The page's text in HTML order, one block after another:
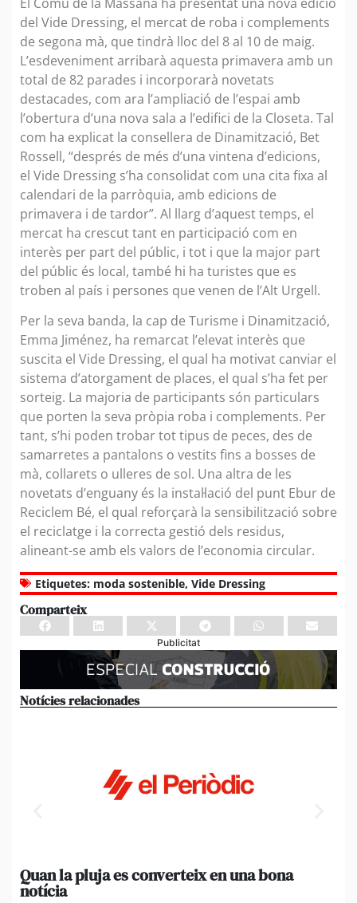
del Vide Dressing, el mercat de roba i complements
de segona mà, que tindrà lloc del 8 al 10 de maig.
L’esdeveniment arribarà aquesta primavera amb un
total de 82 parades i incorporarà novetats
destacades, com ara l’ampliació de l’espai amb
l’obertura d’una nova sala a l’edifici de la Closeta. Tal
com ha explicat la consellera de Dinamització, Bet
Rossell, “després de més d’una vintena d’edicions,
el Vide Dressing s’ha consolidat com una cita fixa al
calendari de la parròquia, amb edicions de
primavera i de tardor”. Al llarg d’aquest temps, el
mercat ha crescut tant en participació com en
interès per part del públic, i tot i que la major part
del públic és local, també hi ha turistes que es
troben al país i persones que venen de l’Alt Urgell.
Per la seva banda, la cap de Turisme i Dinamització,
Emma Jiménez, ha remarcat l’elevat interès que
suscita el Vide Dressing, el qual ha motivat canviar el
sistema d’atorgament de places, el qual s’ha fet per
sorteig. La majoria de participants són particulars
que porten la seva pròpia roba i complements. Per
tant, s’hi poden trobar tot tipus de peces, des de
samarretes a pantalons o vestits fins a bosses de
mà, collarets o ulleres de sol. Una altra de les
novetats d’enguany és la instal·lació del punt Ebur de
Reciclem Bé, el qual reforçarà la sensibilització sobre
el reciclatge i la correcta gestió dels residus,
alineant-se amb els valors de l’economia circular.
Etiquetes: moda sostenible, Vide Dressing
Comparteix
Publicitat
Notícies relacionades
Quan la pluja es converteix en una bona
notícia